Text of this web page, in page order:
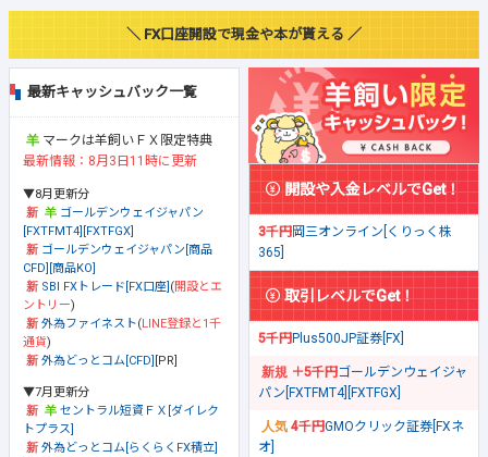
＼ FX口座開設で現金や本が貰える ／
最新キャッシュバック一覧
マークは羊飼いＦＸ限定特典
最新情報：8月3日11時に更新
▼8月更新分
ゴールデンウェイジャパン
[FXTFMT4][FXTFGX]
ゴールデンウェイジャパン[商品
CFD][商品KO]
SBI FXトレード[FX口座] (開設とエ
ントリー)
外為ファイネスト(LINE登録と1千
通貨)
外為どっとコム[CFD] [PR]
▼7月更新分
セントラル短資ＦＸ[ダイレク
トプラス]
外為どっとコム[らくらくFX積立]
開設や入金レベルでGet！
3千円岡三オンライン[くりっく株
365]
取引レベルでGet！
5千円Plus500JP証券[FX]
＋5千円ゴールデンウェイジャ
パン[FXTFMT4][FXTFGX]
4千円GMOクリック証券[FXネ
オ]